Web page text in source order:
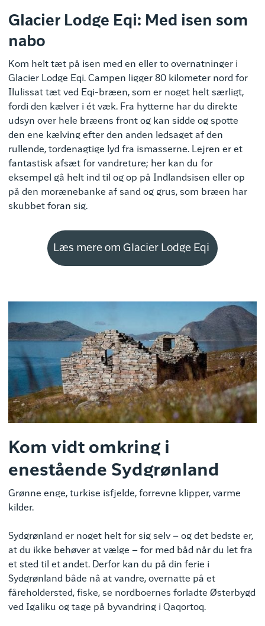
Glacier Lodge Eqi: Med isen som
nabo
Kom helt tæt på isen med en eller to overnatninger i
Glacier Lodge Eqi. Campen ligger 80 kilometer nord for
Ilulissat tæt ved Eqi-bræen, som er noget helt særligt,
fordi den kælver i ét væk. Fra hytterne har du direkte
udsyn over hele bræens front og kan sidde og spotte
den ene kælving efter den anden ledsaget af den
rullende, tordenagtige lyd fra ismasserne. Lejren er et
fantastisk afsæt for vandreture; her kan du for
eksempel gå helt ind til og op på Indlandsisen eller op
på den morænebanke af sand og grus, som bræen har
skubbet foran sig.
Læs mere om Glacier Lodge Eqi
Kom vidt omkring i
enestående Sydgrønland
Grønne enge, turkise isfjelde, forrevne klipper, varme
kilder.
Sydgrønland er noget helt for sig selv – og det bedste er,
at du ikke behøver at vælge – for med båd når du let fra
et sted til et andet. Derfor kan du på din ferie i
Sydgrønland både nå at vandre, overnatte på et
fåreholdersted, fiske, se nordboernes forladte Østerbygd
ved Igaliku og tage på byvandring i Qaqortoq.